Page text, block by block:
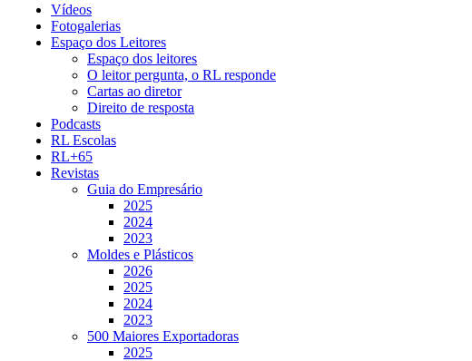
Vídeos
Fotogalerias
Espaço dos Leitores
Espaço dos leitores
O leitor pergunta, o RL responde
Cartas ao diretor
Direito de resposta
Podcasts
RL Escolas
RL+65
Revistas
Guia do Empresário
2025
2024
2023
Moldes e Plásticos
2026
2025
2024
2023
500 Maiores Exportadoras
2025